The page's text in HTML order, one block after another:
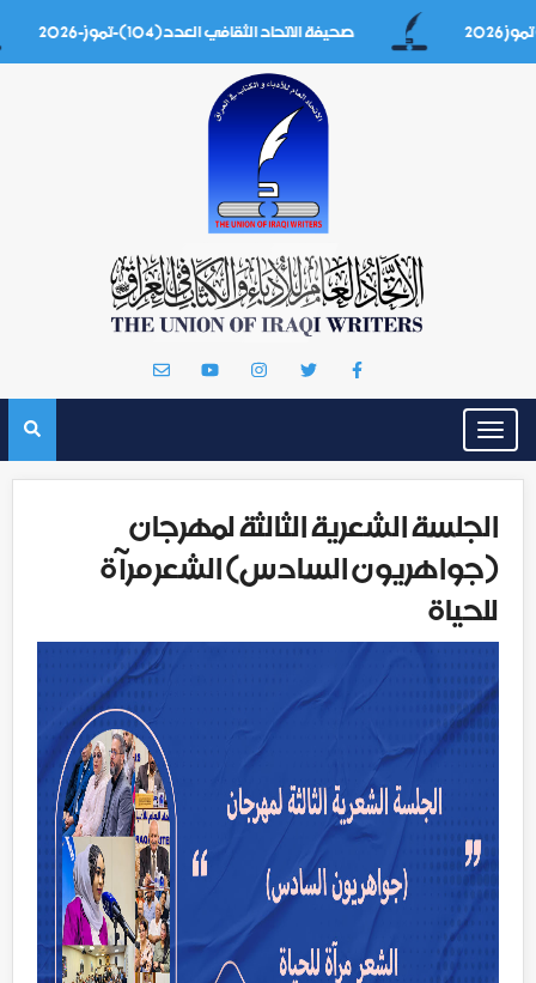
صحيفة الاتحاد الثقافي العدد(104)-تموز-2026
Toggle
navigation
الجلسة الشعرية الثالثة لمهرجان
(جواهريون السادس) الشعر مرآة
للحياة